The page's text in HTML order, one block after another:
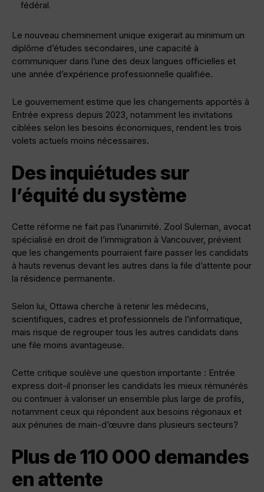
fédéral.
Le nouveau cheminement unique exigerait au minimum un
diplôme d’études secondaires, une capacité à
communiquer dans l’une des deux langues officielles et
une année d’expérience professionnelle qualifiée.
Le gouvernement estime que les changements apportés à
Entrée express depuis 2023, notamment les invitations
ciblées selon les besoins économiques, rendent les trois
volets actuels moins nécessaires.
Des inquiétudes sur
l’équité du système
Cette réforme ne fait pas l’unanimité. Zool Suleman, avocat
spécialisé en droit de l’immigration à Vancouver, prévient
que les changements pourraient faire passer les candidats
à hauts revenus devant les autres dans la file d’attente pour
la résidence permanente.
Selon lui, Ottawa cherche à retenir les médecins,
scientifiques, cadres et professionnels de l’informatique,
mais risque de regrouper tous les autres candidats dans
une file moins avantageuse.
Cette critique soulève une question importante : Entrée
express doit-il prioriser les candidats les mieux rémunérés
ou continuer à valoriser un ensemble plus large de profils,
notamment ceux qui répondent aux besoins régionaux et
aux pénuries de main-d’œuvre dans plusieurs secteurs?
Plus de 110 000 demandes
en attente